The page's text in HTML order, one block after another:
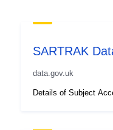
SARTRAK
data.gov.uk
Details of Subject